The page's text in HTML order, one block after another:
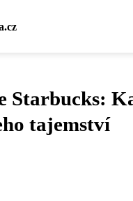
Starbucks:
tajemství